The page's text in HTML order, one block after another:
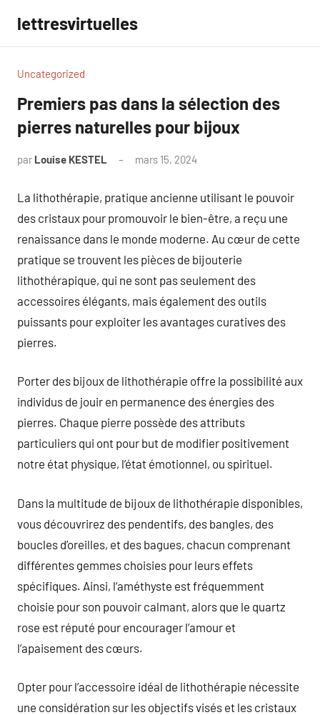
contenu
lettresvirtuelles
Uncategorized
Premiers pas dans la sélection des
pierres naturelles pour bijoux
par Louise KESTEL mars 15, 2024
La lithothérapie, pratique ancienne utilisant le pouvoir
des cristaux pour promouvoir le bien-être, a reçu une
renaissance dans le monde moderne. Au cœur de cette
pratique se trouvent les pièces de bijouterie
lithothérapique, qui ne sont pas seulement des
accessoires élégants, mais également des outils
puissants pour exploiter les avantages curatives des
pierres.
Porter des bijoux de lithothérapie offre la possibilité aux
individus de jouir en permanence des énergies des
pierres. Chaque pierre possède des attributs
particuliers qui ont pour but de modifier positivement
notre état physique, l’état émotionnel, ou spirituel.
Dans la multitude de bijoux de lithothérapie disponibles,
vous découvrirez des pendentifs, des bangles, des
boucles d’oreilles, et des bagues, chacun comprenant
différentes gemmes choisies pour leurs effets
spécifiques. Ainsi, l’améthyste est fréquemment
choisie pour son pouvoir calmant, alors que le quartz
rose est réputé pour encourager l’amour et
l’apaisement des cœurs.
Opter pour l’accessoire idéal de lithothérapie nécessite
une considération sur les objectifs visés et les cristaux